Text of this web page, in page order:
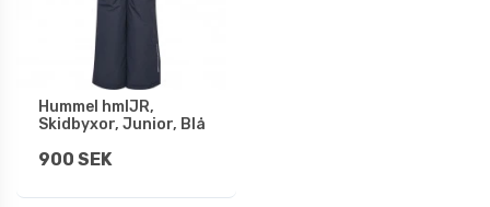
Hummel hmlJR,
Skidbyxor, Junior, Blå
900 SEK